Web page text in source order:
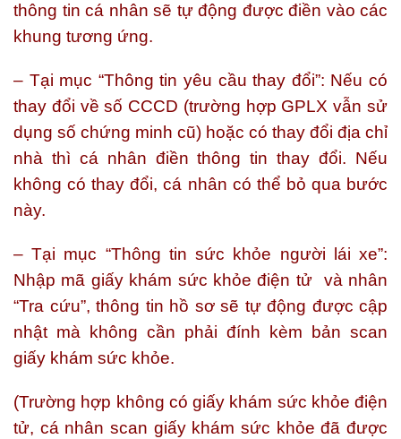
thông tin cá nhân sẽ tự động được điền vào các
khung tương ứng.
– Tại mục “Thông tin yêu cầu thay đổi”: Nếu có
thay đổi về số CCCD (trường hợp GPLX vẫn sử
dụng số chứng minh cũ) hoặc có thay đổi địa chỉ
nhà thì cá nhân điền thông tin thay đổi. Nếu
không có thay đổi, cá nhân có thể bỏ qua bước
này.
– Tại mục “Thông tin sức khỏe người lái xe”:
Nhập mã giấy khám sức khỏe điện tử và nhân
“Tra cứu”, thông tin hồ sơ sẽ tự động được cập
nhật mà không cần phải đính kèm bản scan
giấy khám sức khỏe.
(Trường hợp không có giấy khám sức khỏe điện
tử, cá nhân scan giấy khám sức khỏe đã được